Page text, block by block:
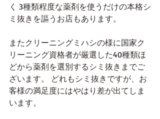
く 3種類程度な薬剤を使うだけの本格シ
ミ抜きを謳うお店もあります。
またクリーニングミハシの様に国家ク
リーニング資格者が厳選した40種類ほ
どから薬剤を選別するシミ抜きまでご
ざいます。 どれもシミ抜きですが、お
客様の満足度にはやはり差が出てしま
います。